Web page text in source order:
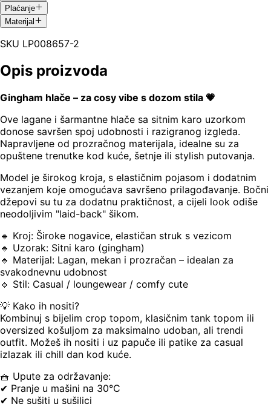
Plaćanje
Materijal
SKU LP008657-2
Opis proizvoda
Gingham hlače – za cosy vibe s dozom stila 💗
Ove lagane i šarmantne hlače sa sitnim karo uzorkom
donose savršen spoj udobnosti i razigranog izgleda.
Napravljene od prozračnog materijala, idealne su za
opuštene trenutke kod kuće, šetnje ili stylish putovanja.
Model je širokog kroja, s elastičnim pojasom i dodatnim
vezanjem koje omogućava savršeno prilagođavanje. Bočni
džepovi su tu za dodatnu praktičnost, a cijeli look odiše
neodoljivim "laid-back" šikom.
🔹 Kroj: Široke nogavice, elastičan struk s vezicom
🔹 Uzorak: Sitni karo (gingham)
🔹 Materijal: Lagan, mekan i prozračan – idealan za
svakodnevnu udobnost
🔹 Stil: Casual / loungewear / comfy cute
💡 Kako ih nositi?
Kombinuj s bijelim crop topom, klasičnim tank topom ili
oversized košuljom za maksimalno udoban, ali trendi
outfit. Možeš ih nositi i uz papuče ili patike za casual
izlazak ili chill dan kod kuće.
🧺 Upute za održavanje:
✔ Pranje u mašini na 30°C
✔ Ne sušiti u sušilici